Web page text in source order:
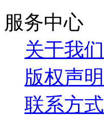
服务中心
关于我们
版权声明
联系方式